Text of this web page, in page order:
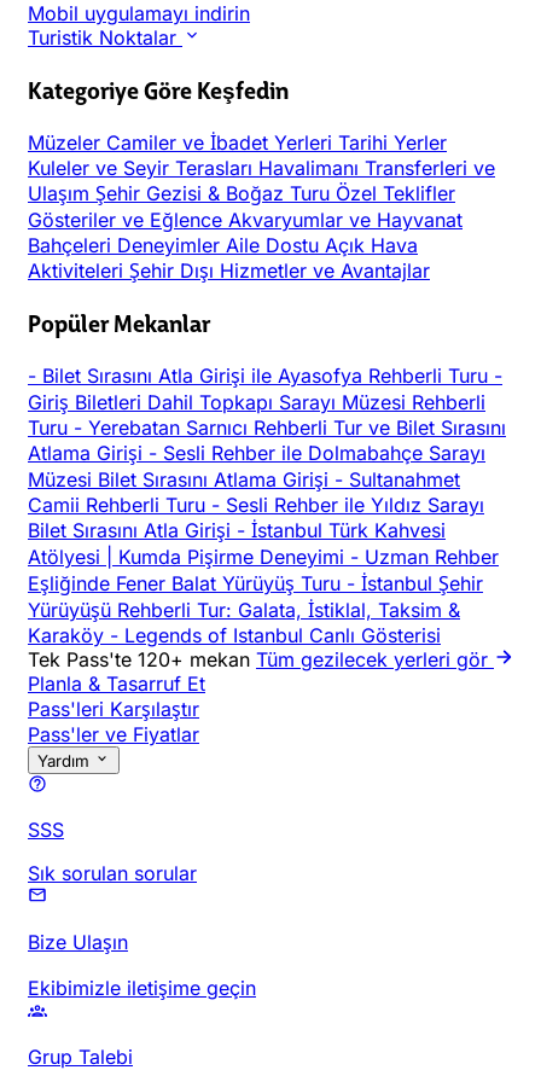
Mobil uygulamayı indirin
Turistik Noktalar
Kategoriye Göre Keşfedin
Müzeler Camiler ve İbadet Yerleri Tarihi Yerler
Kuleler ve Seyir Terasları Havalimanı Transferleri ve
Ulaşım Şehir Gezisi & Boğaz Turu Özel Teklifler
Gösteriler ve Eğlence Akvaryumlar ve Hayvanat
Bahçeleri Deneyimler Aile Dostu Açık Hava
Aktiviteleri Şehir Dışı Hizmetler ve Avantajlar
Popüler Mekanlar
- Bilet Sırasını Atla Girişi ile Ayasofya Rehberli Turu -
Giriş Biletleri Dahil Topkapı Sarayı Müzesi Rehberli
Turu - Yerebatan Sarnıcı Rehberli Tur ve Bilet Sırasını
Atlama Girişi - Sesli Rehber ile Dolmabahçe Sarayı
Müzesi Bilet Sırasını Atlama Girişi - Sultanahmet
Camii Rehberli Turu - Sesli Rehber ile Yıldız Sarayı
Bilet Sırasını Atla Girişi - İstanbul Türk Kahvesi
Atölyesi | Kumda Pişirme Deneyimi - Uzman Rehber
Eşliğinde Fener Balat Yürüyüş Turu - İstanbul Şehir
Yürüyüşü Rehberli Tur: Galata, İstiklal, Taksim &
Karaköy - Legends of Istanbul Canlı Gösterisi
Tek Pass'te 120+ mekan Tüm gezilecek yerleri gör
Planla & Tasarruf Et
Pass'leri Karşılaştır
Pass'ler ve Fiyatlar
Yardım
SSS
Sık sorulan sorular
Bize Ulaşın
Ekibimizle iletişime geçin
Grup Talebi